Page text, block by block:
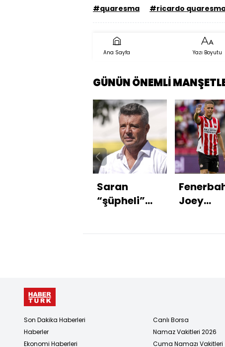
#quaresma #ricardo
Ana Sayfa Yazı Boyutu
GÜNÜN ÖNEMLİ
Saran
“şüpheli”
Joey
Son Dakika Haberleri
Haberler
Ekonomi Haberleri
Canlı Borsa
Namaz Vakitleri 2026
Cuma Namazı Vakitleri